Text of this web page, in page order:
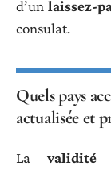
d’un laissez-
consulat.
Quels pays
actualisée et
La validité